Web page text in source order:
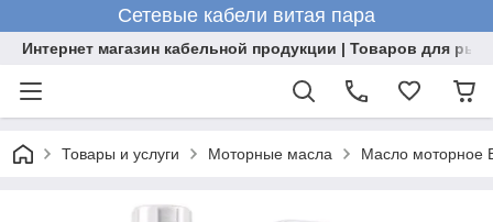
Сетевые кабели витая пара
Интернет магазин кабельной продукции | Товаров для
Товары и услуги Моторные масла Масло моторное